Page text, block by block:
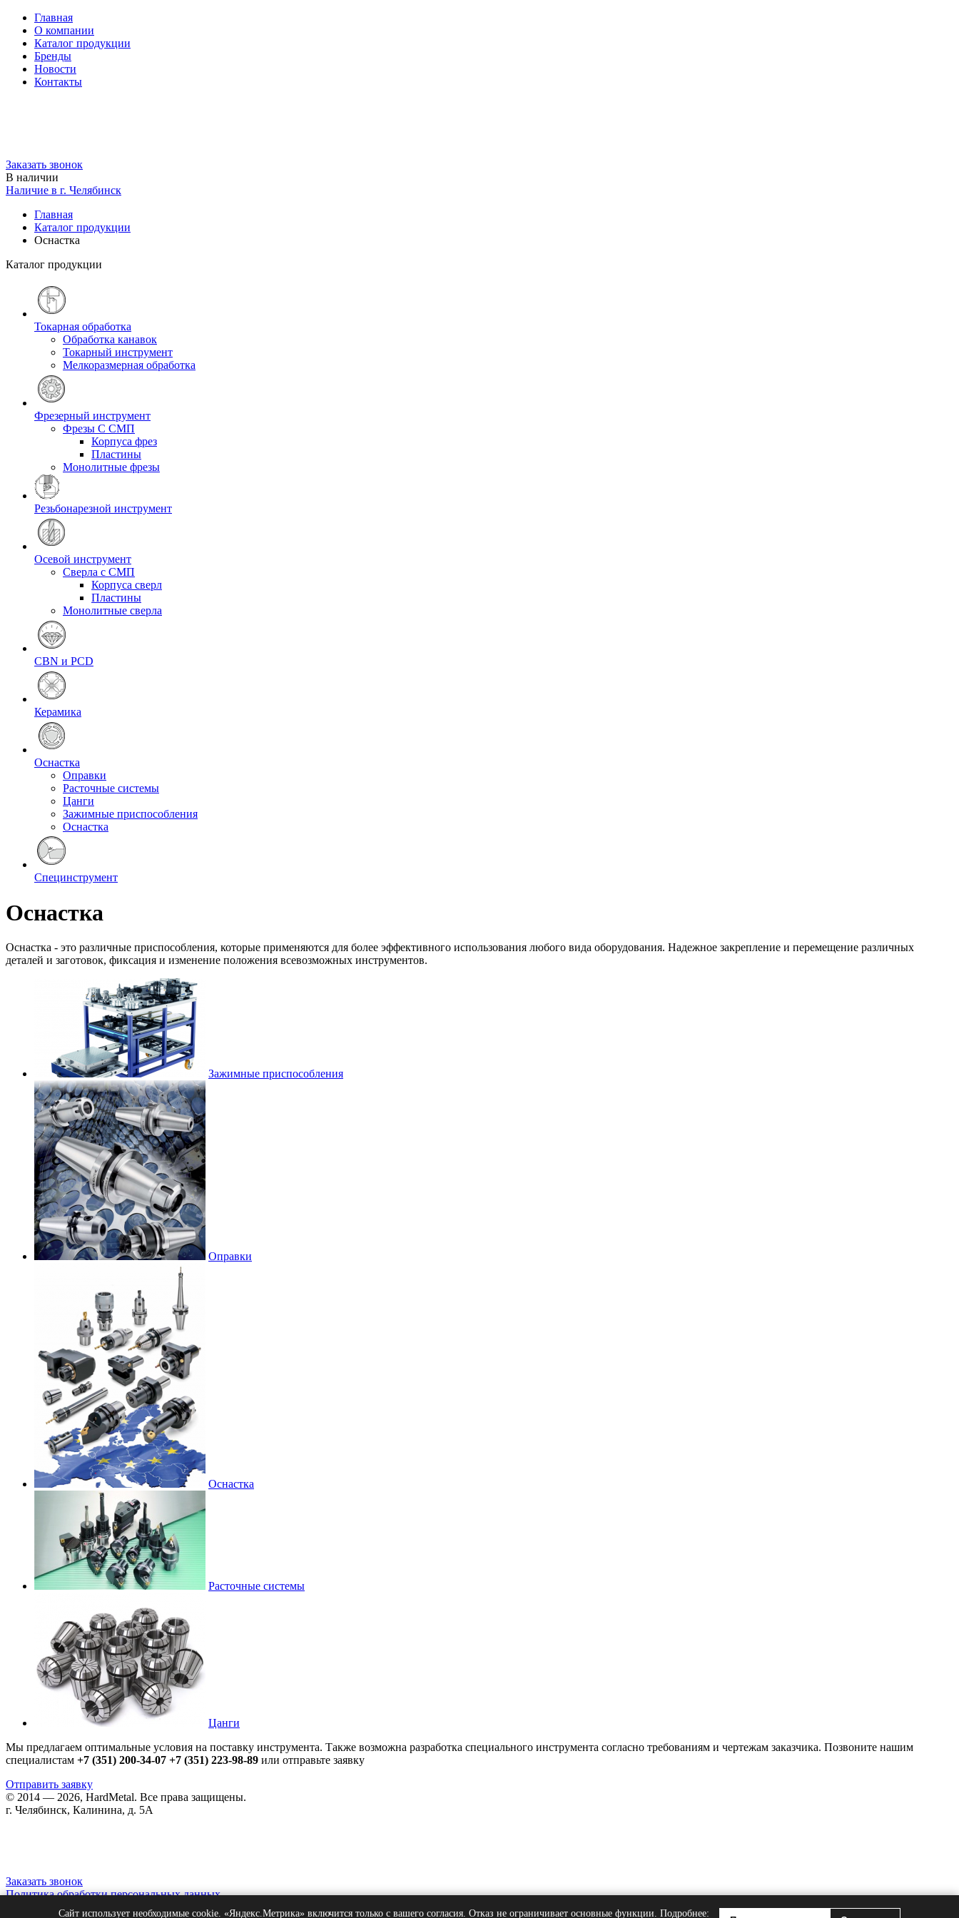
Главная
О компании
Каталог продукции
Бренды
Новости
Контакты
Заказать звонок
В наличии
Наличие в г. Челябинск
Главная
Каталог продукции
Оснастка
Каталог продукции
Токарная обработка
Обработка канавок
Токарный инструмент
Мелкоразмерная обработка
Фрезерный инструмент
Фрезы С СМП
Корпуса фрез
Пластины
Монолитные фрезы
Резьбонарезной инструмент
Осевой инструмент
Сверла с СМП
Корпуса сверл
Пластины
Монолитные сверла
CBN и PCD
Керамика
Оснастка
Оправки
Расточные системы
Цанги
Зажимные приспособления
Оснастка
Специнструмент
Оснастка
Оснастка - это различные приспособления, которые применяются для более эффективного использования любого вида оборудования. Надежное закрепление и перемещение различных
деталей и заготовок, фиксация и изменение положения всевозможных инструментов.
Зажимные приспособления
Оправки
Оснастка
Расточные системы
Цанги
Мы предлагаем оптимальные условия на поставку инструмента. Также возможна разработка специального инструмента согласно требованиям и чертежам заказчика. Позвоните нашим
специалистам +7 (351) 200-34-07 +7 (351) 223-98-89 или отправьте заявку
Отправить заявку
© 2014 — 2026, HardMetal. Все права защищены.
г. Челябинск, Калинина, д. 5А
Заказать звонок
Политика обработки персональных данных
Согласие на обработку персональных данных
Сайт использует необходимые cookie. «Яндекс.Метрика» включится только с вашего согласия. Отказ не ограничивает основные функции. Подробнее: